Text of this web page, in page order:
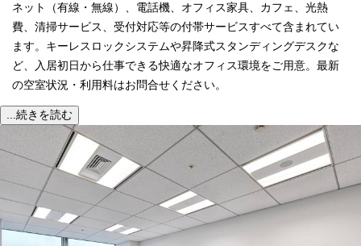
ネット（有線・無線）、電話機、オフィス家具、カフェ、光熱
費、清掃サービス、受付対応等の付帯サービスすべて含まれてい
ます。キーレスロックシステムや昇降式スタンディングデスクな
ど、入居初日から仕事できる快適なオフィス環境をご用意。最新
の空室状況・利用料はお問合せください。
...続きを読む